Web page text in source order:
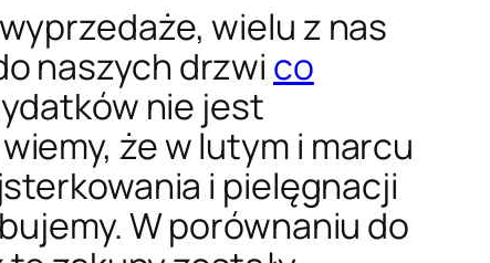
wielu z nas
naszych drzwi co
nie jest
że w lutym i marcu
i pielęgnacji
W porównaniu do